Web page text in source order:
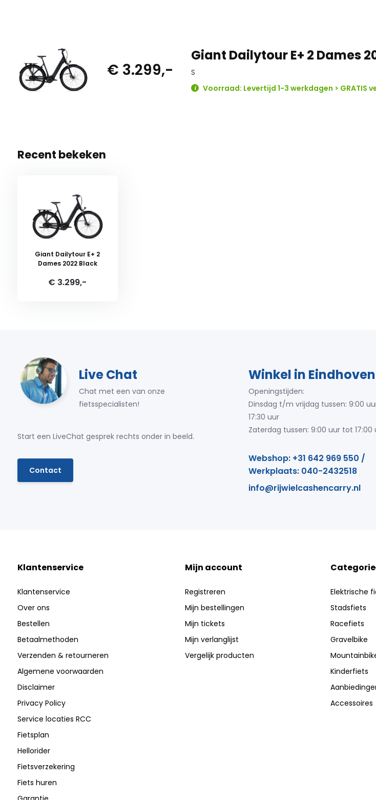
€ 3.299,-
Giant Dailytour E+ 2 Dames
S
Voorraad: Levertijd 1-3 werkdagen > GRATIS
Recent bekeken
Giant Dailytour E+ 2
Dames 2022 Black
€ 3.299,-
Live Chat
Chat met een van onze
fietsspecialisten!
Start een LiveChat gesprek rechts onder in beeld.
Contact
Winkel in Eindhoven
Openingstijden:
Dinsdag t/m vrijdag tussen: 9:00
17:30 uur
Zaterdag tussen: 9:00 uur tot 17:00
Webshop: +31 642 969 550 /
Werkplaats: 040-2432518
info@rijwielcashencarry.nl
Klantenservice
Klantenservice
Over ons
Bestellen
Betaalmethoden
Verzenden & retourneren
Algemene voorwaarden
Disclaimer
Privacy Policy
Service locaties RCC
Fietsplan
Hellorider
Fietsverzekering
Fiets huren
Mijn account
Registreren
Mijn bestellingen
Mijn tickets
Mijn verlanglijst
Vergelijk producten
Elektrische
Stadsfiets
Racefiets
Gravelbike
Kinderfiets
Accessoires